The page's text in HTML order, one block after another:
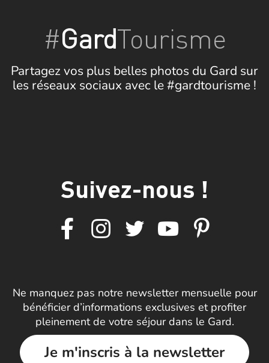
#GardTourisme
Partagez vos plus belles photos du Gard sur
les réseaux sociaux avec le #gardtourisme !
Suivez-nous !
Ne manquez pas notre newsletter mensuelle pour
bénéficier d’informations exclusives et profiter
pleinement de votre séjour dans le Gard.
Je m'inscris à la newsletter